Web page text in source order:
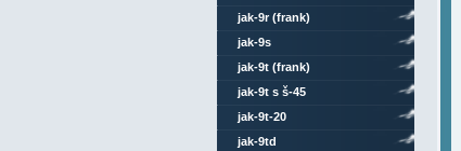
jak-9r (frank)
jak-9s
jak-9t (frank)
jak-9t s š-45
jak-9t-20
jak-9td